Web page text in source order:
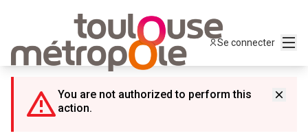
Se connecter
You are not authorized to perform this
action.